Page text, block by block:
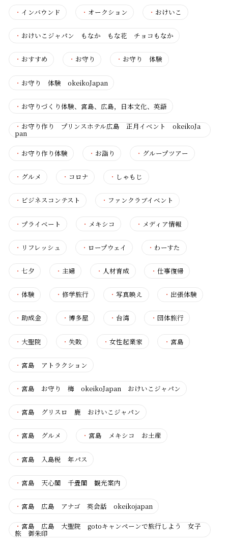
・ インバウンド ・ オークション ・ おけいこ
・ おけいこジャパン もなか もな花 チョコもなか
・ おすすめ ・ お守り ・ お守り 体験
・ お守り 体験 okeikoJapan
・ お守りづくり体験、宮島、広島，日本文化、英語
・ お守り作り プリンスホテル広島 正月イベント okeikoJa
pan
・ お守り作り体験 ・ お詣り ・ グループツアー
・ グルメ ・ コロナ ・ しゃもじ
・ ビジネスコンテスト ・ ファンクラブイベント
・ プライベート ・ メキシコ ・ メディア情報
・ リフレッシュ ・ ロープウェイ ・ わーすた
・ 七夕 ・主婦 ・ 人材育成 ・ 仕事復帰
・ 体験 ・修学旅行 ・写真映え ・ 出張体験
・ 助成金 ・博多屋 ・ 台湾 ・ 団体旅行
・ 大聖院 ・失敗 ・女性起業家 ・ 宮島
・ 宮島 アトラクション
・ 宮島 お守り 梅 okeikoJapan おけいこジャパン
・ 宮島 グリスロ 鹿 おけいこジャパン
・ 宮島 グルメ ・ 宮島 メキシコ お土産
・ 宮島 入島税 年パス
・ 宮島 天心閣 千畳閣 観光案内
・ 宮島 広島 アナゴ 英会話 okeikojapan
・ 宮島 広島 大聖院 gotoキャンペーンで旅行しよう 女子
旅 御朱印